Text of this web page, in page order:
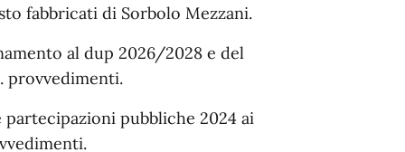
fabbricati di Sorbolo Mezzani.
al dup 2026/2028 e del
provvedimenti.
pubbliche 2024 ai